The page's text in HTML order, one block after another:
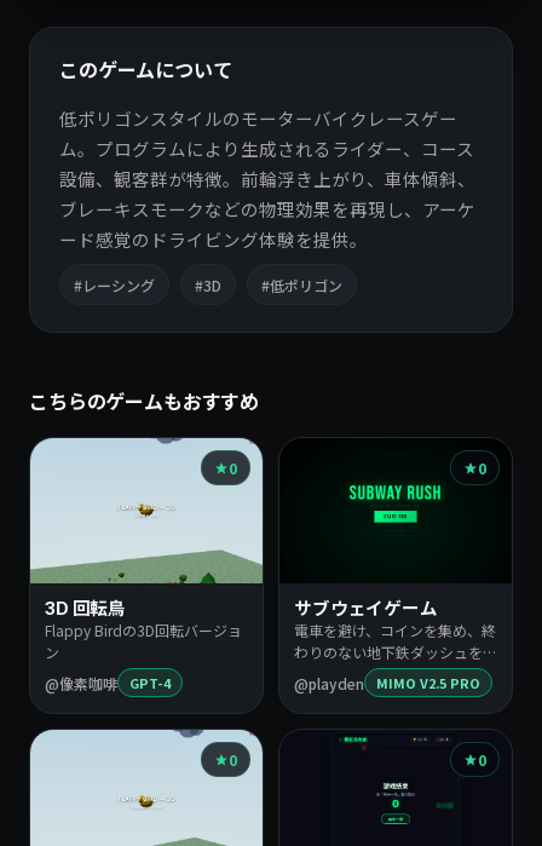
このゲームについて
低ポリゴンスタイルのモーターバイクレースゲー
ム。プログラムにより生成されるライダー、コース
設備、観客群が特徴。前輪浮き上がり、車体傾斜、
ブレーキスモークなどの物理効果を再現し、アーケ
ード感覚のドライビング体験を提供。
#レーシング #3D #低ポリゴン
こちらのゲームもおすすめ
0
3D 回転鳥
Flappy Birdの3D回転バージョ
ン
@像素咖啡
GPT-4
0
サブウェイゲーム
電車を避け、コインを集め、終
わりのない地下鉄ダッシュを生
き…
@playden MIMO V2.5 PRO
0 0